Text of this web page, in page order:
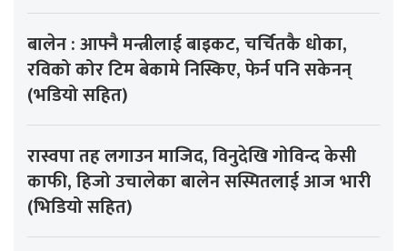
बालेन : आफ्नै मन्त्रीलाई बाइकट, चर्चितकै धोका,
रविको कोर टिम बेकामे निस्किए, फेर्न पनि सकेनन्
(भडियो सहित)
रास्वपा तह लगाउन माजिद, विनुदेखि गोविन्द केसी
काफी, हिजो उचालेका बालेन सस्मितलाई आज भारी
(भिडियो सहित)